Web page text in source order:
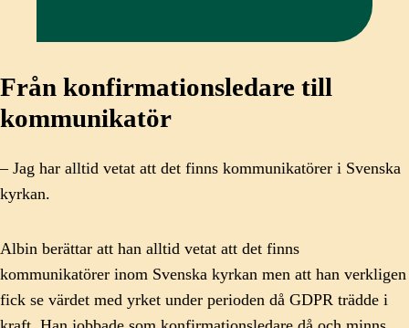
Från konfirmationsledare till
kommunikatör
– Jag har alltid vetat att det finns kommunikatörer i Svenska
kyrkan.
Albin berättar att han alltid vetat att det finns
kommunikatörer inom Svenska kyrkan men att han verkligen
fick se värdet med yrket under perioden då GDPR trädde i